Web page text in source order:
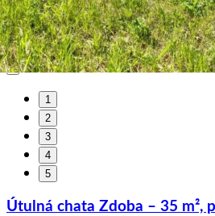
1
2
3
4
5
Útulná chata Zdoba – 35 m²,